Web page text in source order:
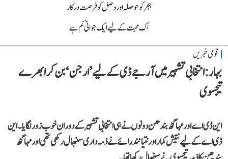
ہجر کو حوصلہ اور وصل کو فرصت درکار
اک محبت کے لیے ایک جوانی کم ہے
قومی خبریں
بہار: انتخابی تشہیر میں آر جے ڈی کے لیے ’ارجن‘ بن کر ابھرے
تیجسوی
این ڈی اے اور مہاگٹھ بندھن دونوں نے ہی انتخابی تشہیر کے دوران خوب زور لگایا۔ این
ڈی اے کے لیے نتیش کمار اور نتیانند رائے نے ذمہ داری سنبھال رکھی تھی اور مہاگٹھ